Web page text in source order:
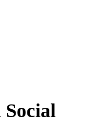
Social